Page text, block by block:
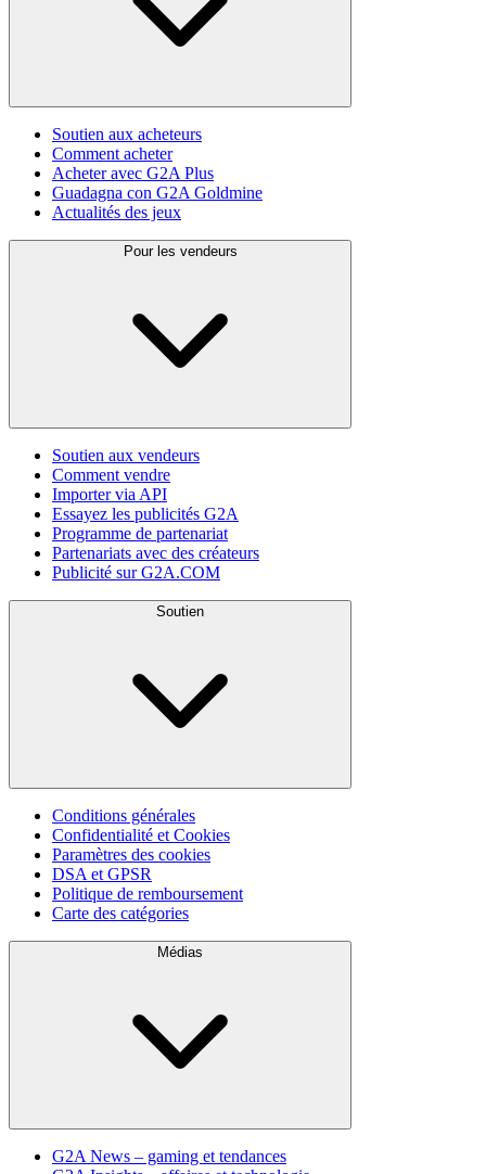
Soutien aux acheteurs
Comment acheter
Acheter avec G2A Plus
Guadagna con G2A Goldmine
Actualités des jeux
Pour les vendeurs
Soutien aux vendeurs
Comment vendre
Importer via API
Essayez les publicités G2A
Programme de partenariat
Partenariats avec des créateurs
Publicité sur G2A.COM
Soutien
Conditions générales
Confidentialité et Cookies
Paramètres des cookies
DSA et GPSR
Politique de remboursement
Carte des catégories
Médias
G2A News – gaming et tendances